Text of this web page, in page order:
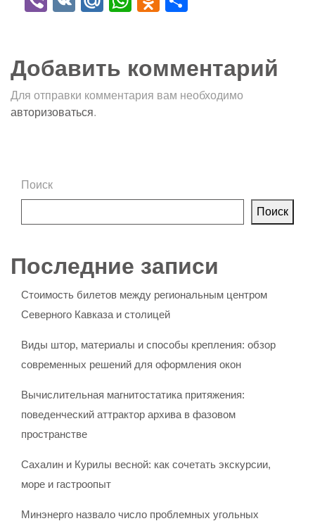
Добавить комментарий
Для отправки комментария вам необходимо
авторизоваться.
Поиск
Поиск
Последние записи
Стоимость билетов между региональным центром
Северного Кавказа и столицей
Виды штор, материалы и способы крепления: обзор
современных решений для оформления окон
Вычислительная магнитостатика притяжения:
поведенческий аттрактор архива в фазовом
пространстве
Сахалин и Курилы весной: как сочетать экскурсии,
море и гастроопыт
Минэнерго назвало число проблемных угольных